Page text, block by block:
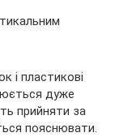
і пластикові
дуже
прийняти за
пояснювати.